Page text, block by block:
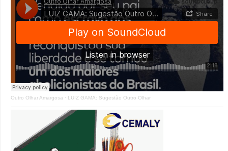
Outro Olhar Amargosa · LUIZ GAMA: Sugestão Outro Olhar